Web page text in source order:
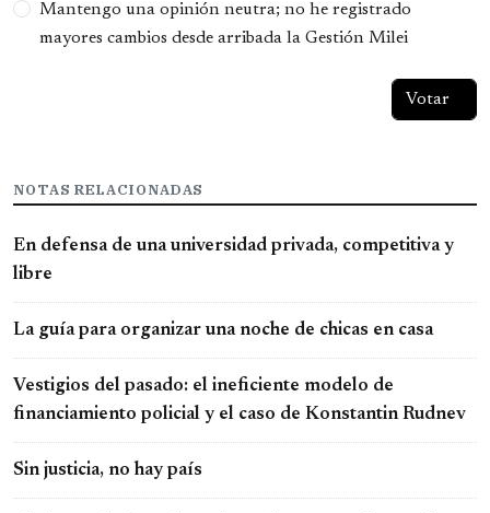
Mantengo una opinión neutra; no he registrado
mayores cambios desde arribada la Gestión Milei
NOTAS RELACIONADAS
En defensa de una universidad privada, competitiva y
libre
La guía para organizar una noche de chicas en casa
Vestigios del pasado: el ineficiente modelo de
financiamiento policial y el caso de Konstantin Rudnev
Sin justicia, no hay país